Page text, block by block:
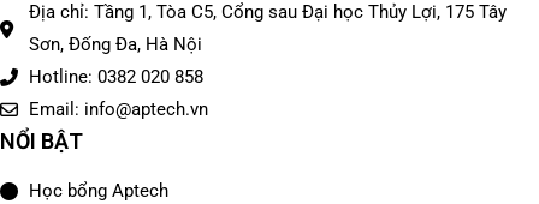
Địa chỉ: Tầng 1, Tòa C5, Cổng sau Đại học Thủy Lợi, 175 Tây
Sơn, Đống Đa, Hà Nội
Hotline: 0382 020 858
Email: info@aptech.vn
NỔI BẬT
Học bổng Aptech